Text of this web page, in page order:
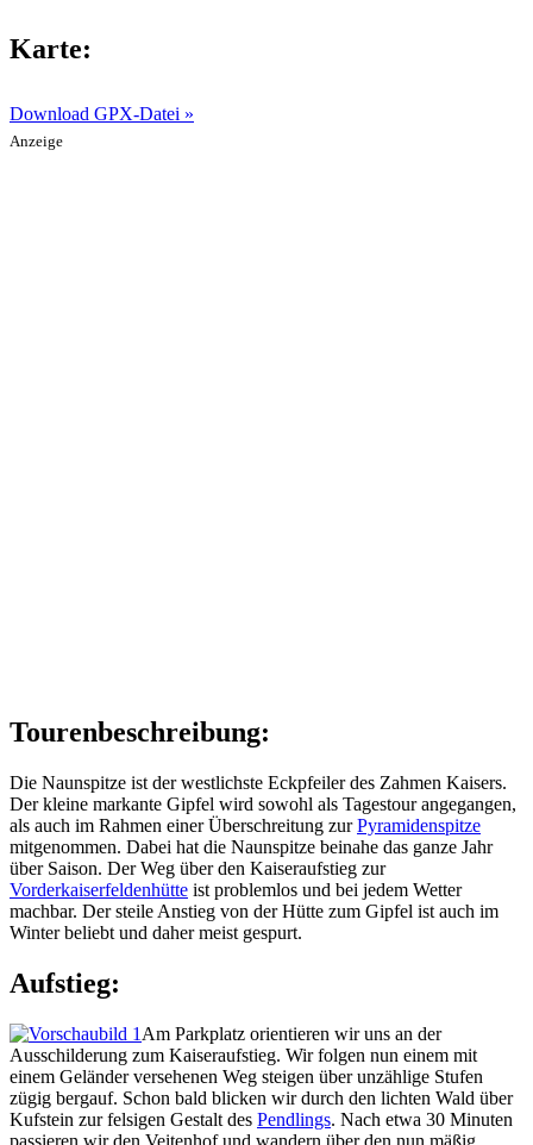
Karte:
Download GPX-Datei »
Anzeige
Tourenbeschreibung:
Die Naunspitze ist der westlichste Eckpfeiler des Zahmen Kaisers.
Der kleine markante Gipfel wird sowohl als Tagestour angegangen,
als auch im Rahmen einer Überschreitung zurPyramidenspitze
mitgenommen. Dabei hat die Naunspitze beinahe das ganze Jahr
über Saison. Der Weg über den Kaiseraufstieg zur
Vorderkaiserfeldenhütte ist problemlos und bei jedem Wetter
machbar. Der steile Anstieg von der Hütte zum Gipfel ist auch im
Winter beliebt und daher meist gespurt.
Aufstieg:
Am Parkplatz orientieren wir uns an der
Ausschilderung zum Kaiseraufstieg. Wir folgen nun einem mit
einem Geländer versehenen Weg steigen über unzählige Stufen
zügig bergauf. Schon bald blicken wir durch den lichten Wald über
Kufstein zur felsigen Gestalt des Pendlings. Nach etwa 30 Minuten